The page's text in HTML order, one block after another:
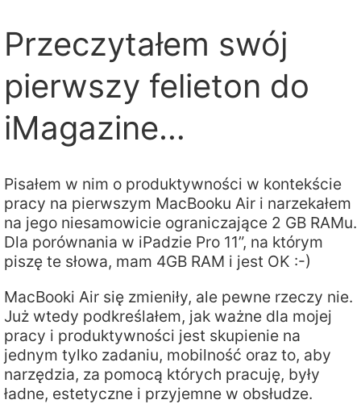
Przeczytałem swój
pierwszy felieton do
iMagazine…
Pisałem w nim o produktywności w kontekście
pracy na pierwszym MacBooku Air i narzekałem
na jego niesamowicie ograniczające 2 GB RAMu.
Dla porównania w iPadzie Pro 11”, na którym
piszę te słowa, mam 4GB RAM i jest OK :-)
MacBooki Air się zmieniły, ale pewne rzeczy nie.
Już wtedy podkreślałem, jak ważne dla mojej
pracy i produktywności jest skupienie na
jednym tylko zadaniu, mobilność oraz to, aby
narzędzia, za pomocą których pracuję, były
ładne, estetyczne i przyjemne w obsłudze.